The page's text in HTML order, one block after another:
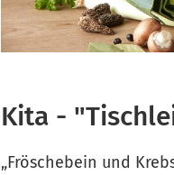
Kita -
„Fröschebein und